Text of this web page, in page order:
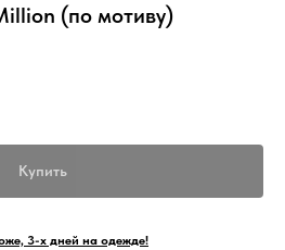
(по мотиву)
Купить
3-х дней на одежде!